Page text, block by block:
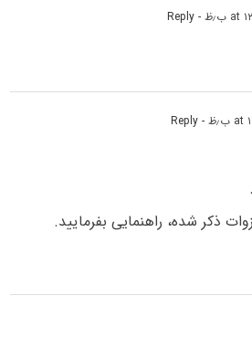
- Reply
- Reply
ذکر شده، راهنمایی بفرمایید.